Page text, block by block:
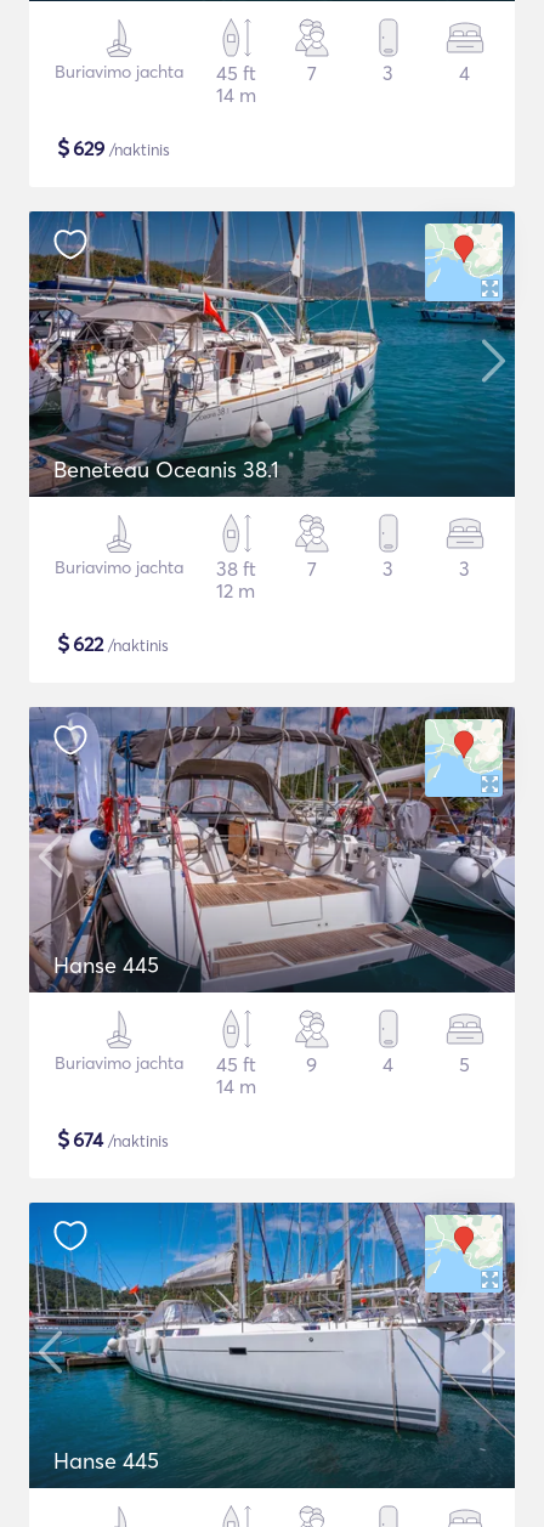
Buriavimo jachta
45 ft
14 m
7 3 4
$629 /naktinis
Beneteau Oceanis 38.1
Buriavimo jachta
38 ft
12 m
7 3 3
$622/naktinis
Hanse 445
Buriavimo jachta
45 ft
14 m
9 4 5
$674/naktinis
Hanse 445